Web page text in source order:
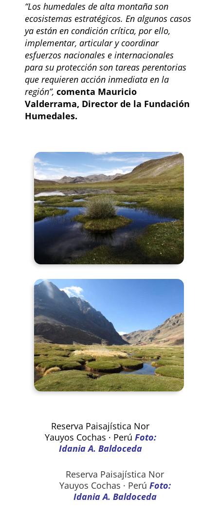
“Los humedales de alta montaña son
ecosistemas estratégicos. En algunos casos
ya están en condición crítica, por ello,
implementar, articular y coordinar
esfuerzos nacionales e internacionales
para su protección son tareas perentorias
que requieren acción inmediata en la
región”, comenta Mauricio
Valderrama, Director de la Fundación
Humedales.
Reserva Paisajística Nor
Yauyos Cochas · Perú Foto:
Idania A. Baldoceda
Reserva Paisajística Nor
Yauyos Cochas · Perú Foto:
Idania A. Baldoceda